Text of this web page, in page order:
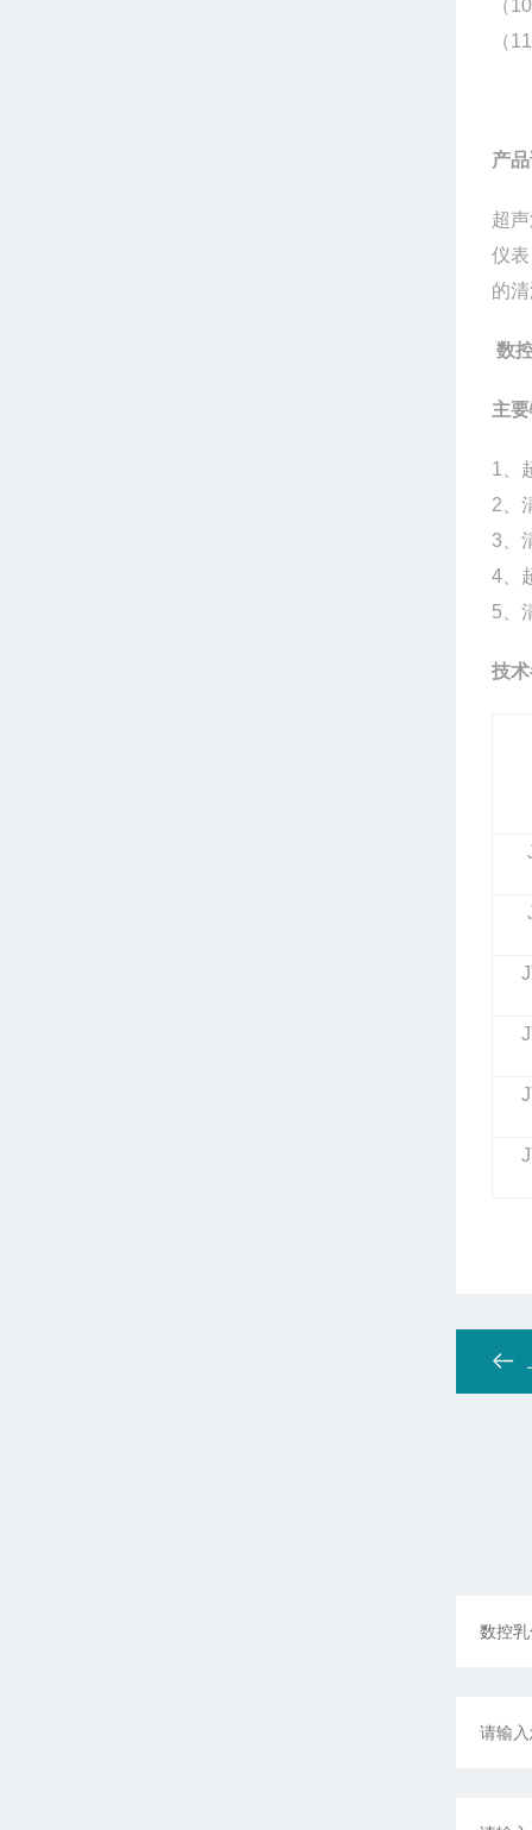
（
（
产
超
仪
的
数
主
1、
2、
3、
4、
5、
技